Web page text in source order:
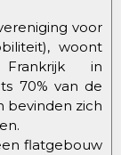
voor
woont
in
70% van de
bevinden zich
flatgebouw